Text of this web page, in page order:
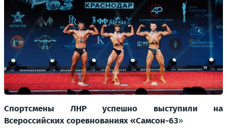
Спортсмены ЛНР успешно выступили на
Всероссийских соревнованиях «Самсон-63»